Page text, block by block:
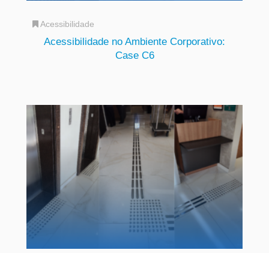
Acessibilidade
Acessibilidade no Ambiente Corporativo:
Case C6